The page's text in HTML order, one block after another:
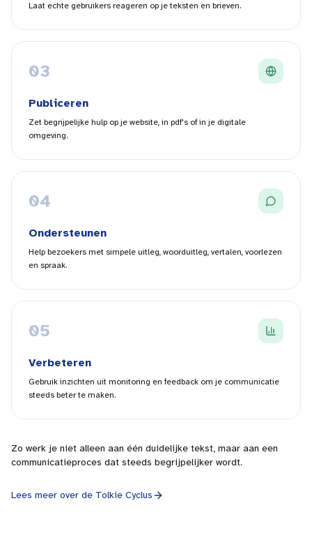
Laat echte gebruikers reageren op je teksten en brieven.
03
Publiceren
Zet begrijpelijke hulp op je website, in pdf's of in je digitale
omgeving.
04
Ondersteunen
Help bezoekers met simpele uitleg, woorduitleg, vertalen, voorlezen
en spraak.
05
Verbeteren
Gebruik inzichten uit monitoring en feedback om je communicatie
steeds beter te maken.
Zo werk je niet alleen aan één duidelijke tekst, maar aan een
communicatieproces dat steeds begrijpelijker wordt.
Lees meer over de Tolkie Cyclus